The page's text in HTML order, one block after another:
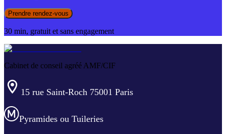
Prendre rendez-vous
30 min, gratuit et sans engagement
Cabinet de conseil agréé AMF/CIF
15 rue Saint-Roch 75001 Paris
Pyramides ou Tuileries